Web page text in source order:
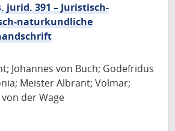
jurid. 391 – Juristisch-
naturkundliche
Johannes von Buch; Godefridus
Meister Albrant; Volmar;
der Wage